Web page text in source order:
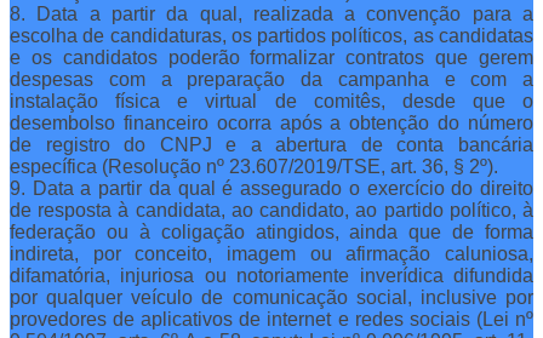
8. Data a partir da qual, realizada a convenção para a
escolha de candidaturas, os partidos políticos, as candidatas
e os candidatos poderão formalizar contratos que gerem
despesas com a preparação da campanha e com a
instalação física e virtual de comitês, desde que o
desembolso financeiro ocorra após a obtenção do número
de registro do CNPJ e a abertura de conta bancária
específica (Resolução nº 23.607/2019/TSE, art. 36, § 2º).
9. Data a partir da qual é assegurado o exercício do direito
de resposta à candidata, ao candidato, ao partido político, à
federação ou à coligação atingidos, ainda que de forma
indireta, por conceito, imagem ou afirmação caluniosa,
difamatória, injuriosa ou notoriamente inverídica difundida
por qualquer veículo de comunicação social, inclusive por
provedores de aplicativos de internet e redes sociais (Lei nº